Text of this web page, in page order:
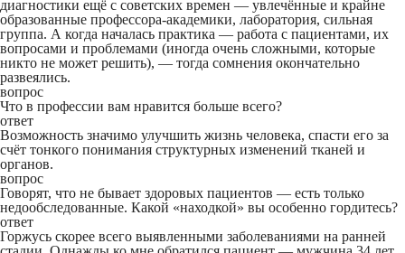
диагностики ещё с советских времен — увлечённые и крайне
образованные профессора-академики, лаборатория, сильная
группа. А когда началась практика — работа с пациентами, их
вопросами и проблемами (иногда очень сложными, которые
никто не может решить), — тогда сомнения окончательно
развеялись.
вопрос
Что в профессии вам нравится больше всего?
ответ
Возможность значимо улучшить жизнь человека, спасти его за
счёт тонкого понимания структурных изменений тканей и
органов.
вопрос
Говорят, что не бывает здоровых пациентов — есть только
недообследованные. Какой «находкой» вы особенно гордитесь?
ответ
Горжусь скорее всего выявленными заболеваниями на ранней